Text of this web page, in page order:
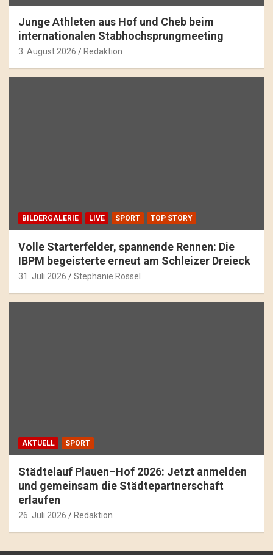
Junge Athleten aus Hof und Cheb beim
internationalen Stabhochsprungmeeting
3. August 2026 Redaktion
BILDERGALERIE LIVE SPORT TOP STORY
Volle Starterfelder, spannende Rennen: Die
IBPM begeisterte erneut am Schleizer Dreieck
31. Juli 2026 Stephanie Rössel
AKTUELL SPORT
Städtelauf Plauen–Hof 2026: Jetzt anmelden
und gemeinsam die Städtepartnerschaft
erlaufen
26. Juli 2026 Redaktion